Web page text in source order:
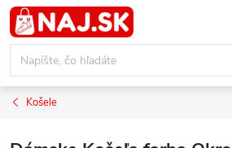
Prejsť
na
obsah
Košele